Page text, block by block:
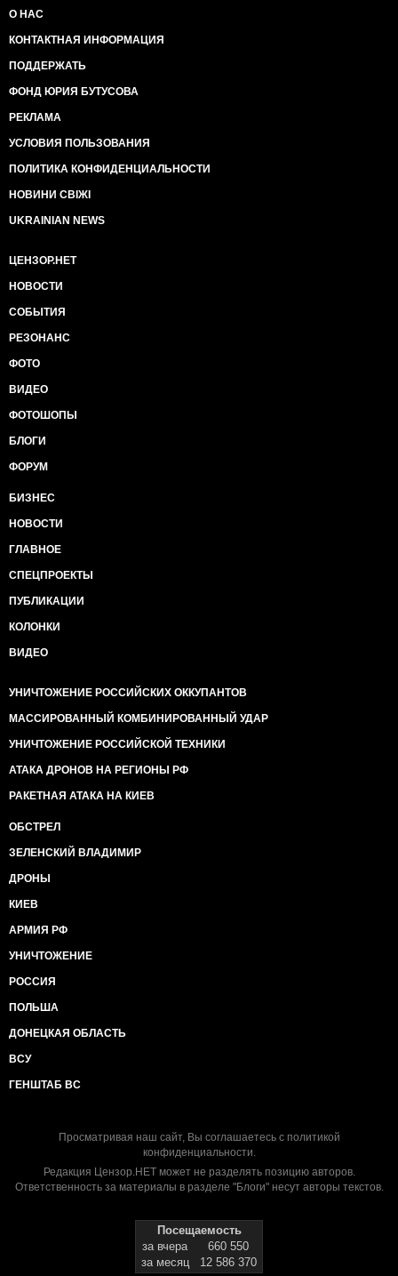
О НАС
КОНТАКТНАЯ ИНФОРМАЦИЯ
ПОДДЕРЖАТЬ
ФОНД ЮРИЯ БУТУСОВА
РЕКЛАМА
УСЛОВИЯ ПОЛЬЗОВАНИЯ
ПОЛИТИКА КОНФИДЕНЦИАЛЬНОСТИ
НОВИНИ СВІЖІ
UKRAINIAN NEWS
ЦЕНЗОР.НЕТ
НОВОСТИ
СОБЫТИЯ
РЕЗОНАНС
ФОТО
ВИДЕО
ФОТОШОПЫ
БЛОГИ
ФОРУМ
БИЗНЕС
НОВОСТИ
ГЛАВНОЕ
СПЕЦПРОЕКТЫ
ПУБЛИКАЦИИ
КОЛОНКИ
ВИДЕО
УНИЧТОЖЕНИЕ РОССИЙСКИХ ОККУПАНТОВ
МАССИРОВАННЫЙ КОМБИНИРОВАННЫЙ УДАР
УНИЧТОЖЕНИЕ РОССИЙСКОЙ ТЕХНИКИ
АТАКА ДРОНОВ НА РЕГИОНЫ РФ
РАКЕТНАЯ АТАКА НА КИЕВ
ОБСТРЕЛ
ЗЕЛЕНСКИЙ ВЛАДИМИР
ДРОНЫ
КИЕВ
АРМИЯ РФ
УНИЧТОЖЕНИЕ
РОССИЯ
ПОЛЬША
ДОНЕЦКАЯ ОБЛАСТЬ
ВСУ
ГЕНШТАБ ВС
Просматривая наш сайт, Вы соглашаетесь с политикой
конфиденциальности.
Редакция Цензор.НЕТ может не разделять позицию авторов.
Ответственность за материалы в разделе "Блоги" несут авторы текстов.
Посещаемость
за вчера
660 550
за месяц
12 586 370